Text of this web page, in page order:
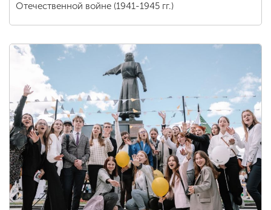
Отечественной войне (1941-1945 гг.)